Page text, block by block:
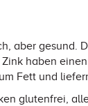
aber gesund.
haben
Fett und
glutenfrei,